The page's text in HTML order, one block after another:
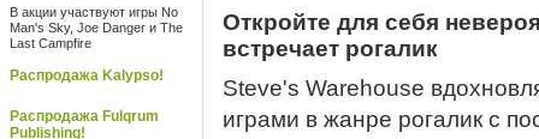
В акции участвуют игры No
Man's Sky, Joe Danger и The
Last Campfire
Распродажа Kalypso!
Распродажа Fulqrum
Publishing!
Откройте для себя
встречает рогалик
Steve's Warehouse
играми в жанре рогалик с